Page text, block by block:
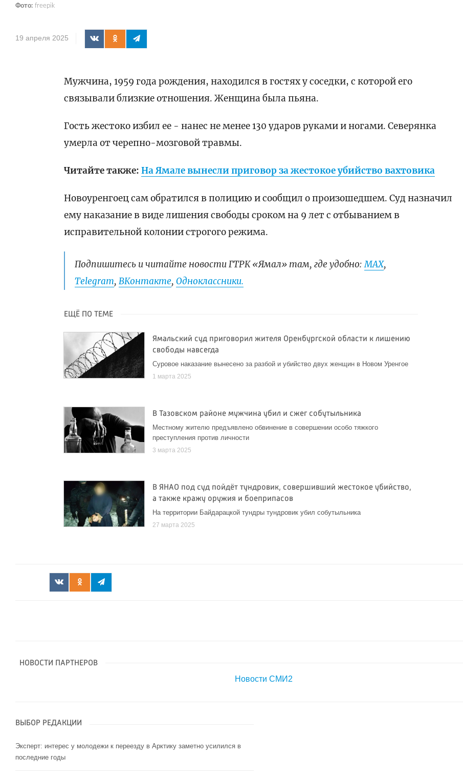
Фото: freepik
19 апреля 2025
Мужчина, 1959 года рождения, находился в гостях у соседки, с которой его
связывали близкие отношения. Женщина была пьяна.
Гость жестоко избил ее - нанес не менее 130 ударов руками и ногами. Северянка
умерла от черепно-мозговой травмы.
Читайте также:На Ямале вынесли приговор за жестокое убийство вахтовика
Новоуренгоец сам обратился в полицию и сообщил о произошедшем. Суд назначил
ему наказание в виде лишения свободы сроком на 9 лет с отбыванием в
исправительной колонии строгого режима.
Подпишитесь и читайте новости ГТРК «Ямал» там, где удобно:МАХ,
Telegram,ВКонтакте,Одноклассники.
ЕЩЁ ПО ТЕМЕ
Ямальский суд приговорил жителя Оренбургской области к лишению
свободы навсегда
Суровое наказание вынесено за разбой и убийство двух женщин в Новом Уренгое
1 марта 2025
В Тазовском районе мужчина убил и сжег собутыльника
Местному жителю предъявлено обвинение в совершении особо тяжкого
преступления против личности
3 марта 2025
В ЯНАО под суд пойдёт тундровик, совершивший жестокое убийство,
а также кражу оружия и боеприпасов
На территории Байдарацкой тундры тундровик убил собутыльника
27 марта 2025
НОВОСТИ ПАРТНЕРОВ
Новости СМИ2
ВЫБОР РЕДАКЦИИ
Эксперт: интерес у молодежи к переезду в Арктику заметно усилился в
последние годы